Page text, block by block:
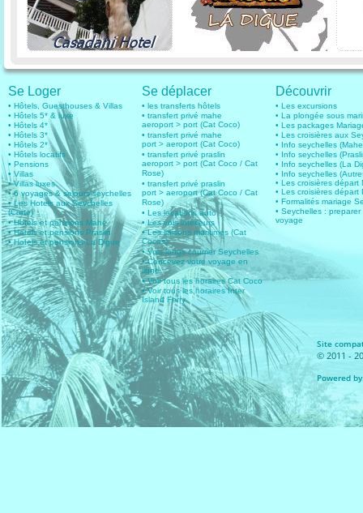
Se Loger
• Hôtels, Guesthouses & Villas
• Hôtels 5* & luxe
• Hôtels 4*
• Hôtels 3*
• Hôtels 2*
• Hôtels locatifs
• Pensions
• Villas
• Villas luxes
• 6 voyages & sejours seychelles
• Les Hotels aux Seychelles
(Carte)
• Hotels et pensions Mahe
• Hotels et pensions Praslin
• Hotels et pensions La Digue
Se déplacer
• les transferts hôtels
• transfert privé mahe
aeroport > port (Cat Coco)
• transfert privé mahe
port > aeroport (Cat Coco)
• transfert privé praslin
aeroport > port (Cat Coco / Cat
Rose)
• transfert privé praslin
port > aeroport (Cat Coco / Cat
Rose)
• Les locations auto
• Les vols intérieurs
• Les liaisons maritimes (Cat
Cocos)
• Vols longs courrier Seychelles
• Concevez votre voyage en
ligne
• Voir tous les horaires Cat Coco
• Voir tous les horaires Inter
Island Ferry
Découvrir
• Les excursions
• La plongée sous
• Les packages
• Les croisières aux
• Info seychelles
• Info seychelles
• Info seychelles (La
• Info seychelles
• Les croisières départ
• Les croisières départ
• Formalités mariage
• Seychelles : preparer
voyage
Site
© 2011 -
Powered by